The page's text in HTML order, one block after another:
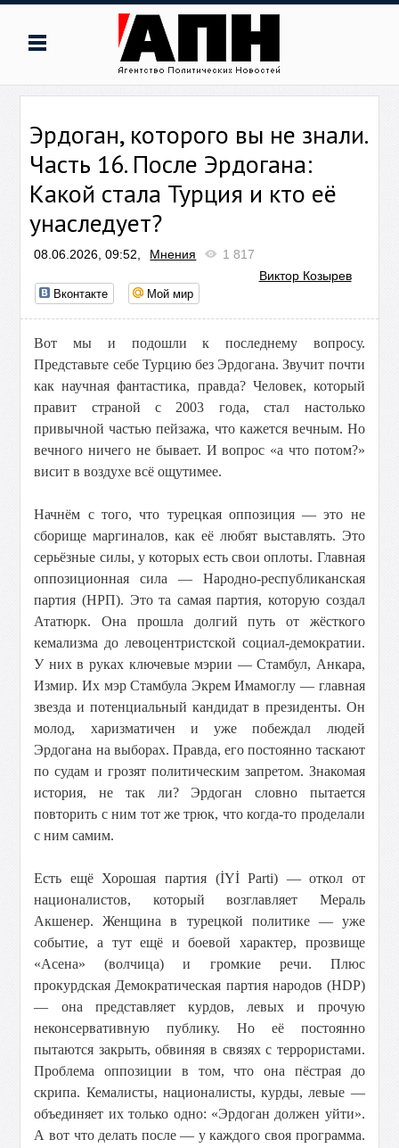
Эрдоган, которого вы не знали.
Часть 16. После Эрдогана:
Какой стала Турция и кто её
унаследует?
08.06.2026, 09:52, Мнения
1 817
Виктор Козырев
Вконтакте Мой мир
Вот мы и подошли к последнему вопросу.
Представьте себе Турцию без Эрдогана. Звучит почти
как научная фантастика, правда? Человек, который
правит страной с 2003 года, стал настолько
привычной частью пейзажа, что кажется вечным. Но
вечного ничего не бывает. И вопрос «а что потом?»
висит в воздухе всё ощутимее.
Начнём с того, что турецкая оппозиция — это не
сборище маргиналов, как её любят выставлять. Это
серьёзные силы, у которых есть свои оплоты. Главная
оппозиционная сила — Народно-республиканская
партия (НРП). Это та самая партия, которую создал
Ататюрк. Она прошла долгий путь от жёсткого
кемализма до левоцентристской социал-демократии.
У них в руках ключевые мэрии — Стамбул, Анкара,
Измир. Их мэр Стамбула Экрем Имамоглу — главная
звезда и потенциальный кандидат в президенты. Он
молод, харизматичен и уже побеждал людей
Эрдогана на выборах. Правда, его постоянно таскают
по судам и грозят политическим запретом. Знакомая
история, не так ли? Эрдоган словно пытается
повторить с ним тот же трюк, что когда-то проделали
с ним самим.
Есть ещё Хорошая партия (İYİ Parti) — откол от
националистов, который возглавляет Мераль
Акшенер. Женщина в турецкой политике — уже
событие, а тут ещё и боевой характер, прозвище
«Асена» (волчица) и громкие речи. Плюс
прокурдская Демократическая партия народов (HDP)
— она представляет курдов, левых и прочую
неконсервативную публику. Но её постоянно
пытаются закрыть, обвиняя в связях с террористами.
Проблема оппозиции в том, что она пёстрая до
скрипа. Кемалисты, националисты, курды, левые —
объединяет их только одно: «Эрдоган должен уйти».
А вот что делать после — у каждого своя программа.